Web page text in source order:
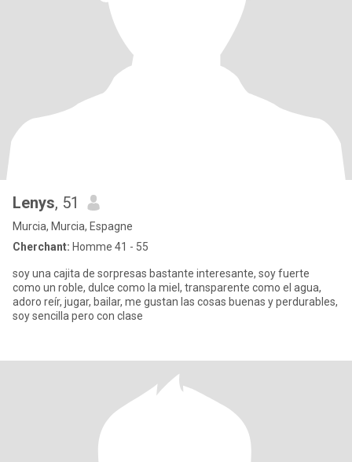
Lenys, 51
Murcia, Murcia, Espagne
Cherchant: Homme 41 - 55
soy una cajita de sorpresas bastante interesante, soy fuerte
como un roble, dulce como la miel, transparente como el agua,
adoro reír, jugar, bailar, me gustan las cosas buenas y perdurables,
soy sencilla pero con clase